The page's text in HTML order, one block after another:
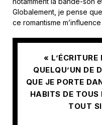
Globalement, je pense
ce romantisme
«
QUELQU’UN DE
QUE JE PORTE
HABITS DE TOUS
TOUT